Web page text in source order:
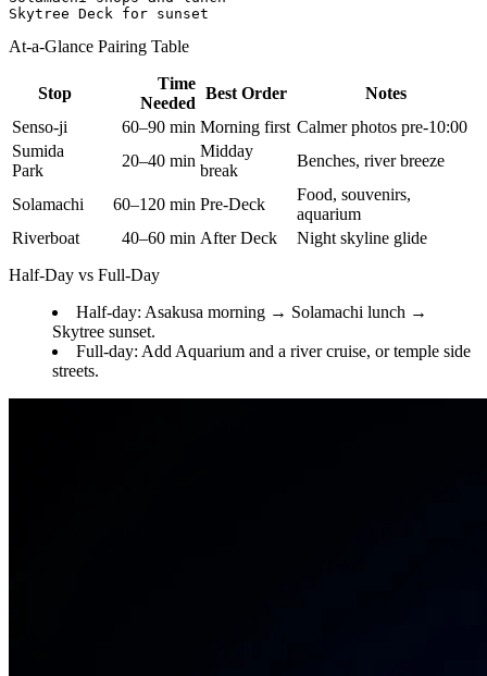
At-a-Glance Pairing Table
Stop
Time
Needed
Best Order
Notes
Senso-ji
60–90 min Morning first Calmer photos pre-10:00
Sumida
Park
20–40 min
Midday
break
Benches, river breeze
Solamachi 60–120 min Pre-Deck
Food, souvenirs,
aquarium
Riverboat
40–60 min After Deck Night skyline glide
Half-Day vs Full-Day
Half-day: Asakusa morning → Solamachi lunch →
Skytree sunset.
Full-day: Add Aquarium and a river cruise, or temple side
streets.